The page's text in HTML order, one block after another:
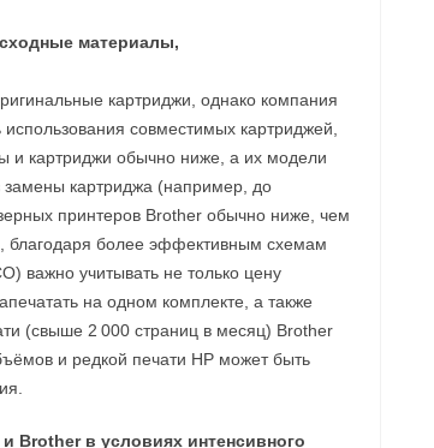
материалы,
картриджи, однако компания
совместимых картриджей,
и картриджи обычно ниже, а их модели
замены картриджа (например, до
принтеров Brother обычно ниже, чем
благодаря более эффективным схемам
важно учитывать не только цену
на одном комплекте, а также
(свыше 2 000 страниц в месяц) Brother
и редкой печати HP может быть
Brother в условиях интенсивного